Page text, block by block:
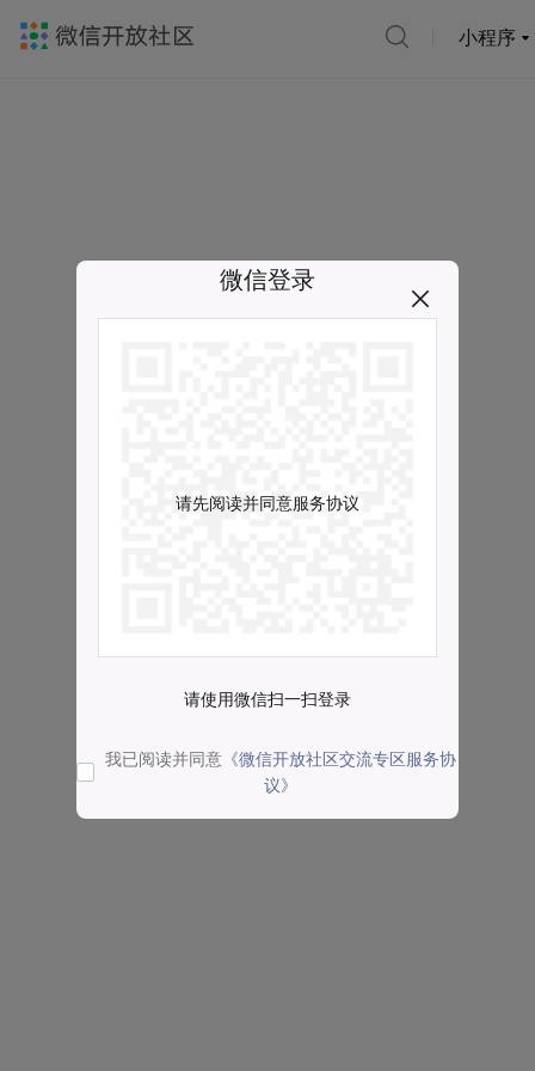
小程序
微信登录
请先阅读并同意服务协议
请使用微信扫一扫登录
我已阅读并同意 《微信开放社区交流专区服务协
议》